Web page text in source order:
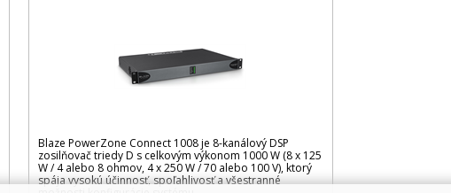
Blaze PowerZone Connect 1008 je 8-kanálový DSP
zosilňovač triedy D s celkovým výkonom 1000 W (8 x 125
W / 4 alebo 8 ohmov, 4 x 250 W / 70 alebo 100 V), ktorý
spája vysokú účinnosť, spoľahlivosť a všestranné